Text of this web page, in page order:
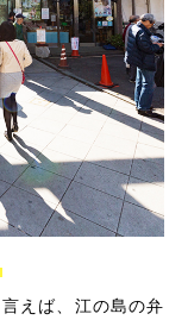
えば、江の島の弁